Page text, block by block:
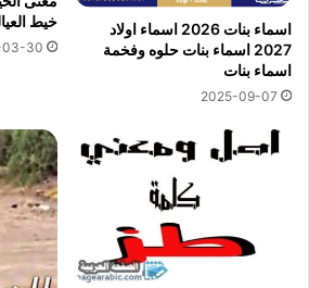
اسماء بنات 2026 اسماء اولاد
2027 اسماء بنات حلوه وفخمة
اسماء بنات
2025-09-07
خيط
03-30